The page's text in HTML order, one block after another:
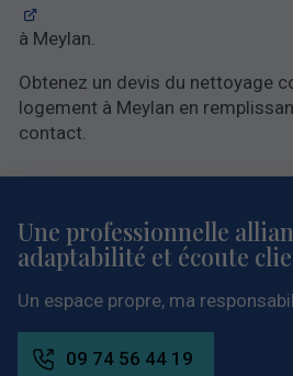
à Meylan.
Obtenez un devis du nettoyage
logement à Meylan en
contact.
Une professionnelle
adaptabilité et écoute
Un espace propre, ma
09 74 56 44 19